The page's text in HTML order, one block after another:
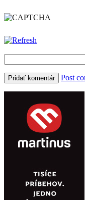
Post